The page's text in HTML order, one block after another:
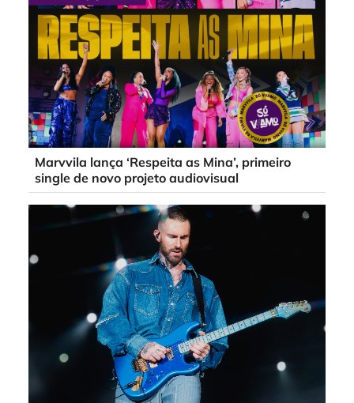
Marvvila lança ‘Respeita as Mina’, primeiro
single de novo projeto audiovisual